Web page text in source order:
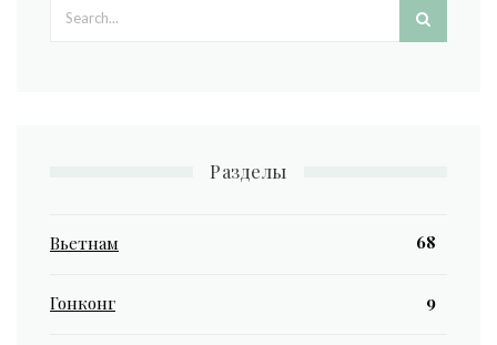
Разделы
Вьетнам 68
Гонконг 9